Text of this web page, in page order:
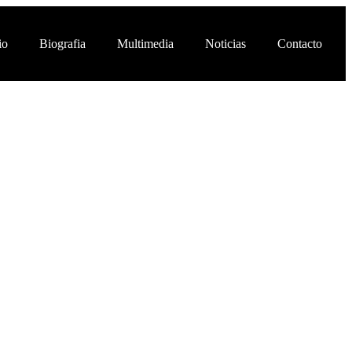
Biografia Multimedia Noticias Contacto